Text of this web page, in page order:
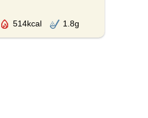
514kcal 1.8g